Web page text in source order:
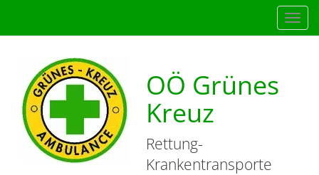
OÖ Grünes
Kreuz
Rettung-
Krankentransporte